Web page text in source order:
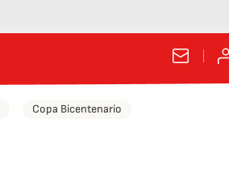
Copa Bicentenario